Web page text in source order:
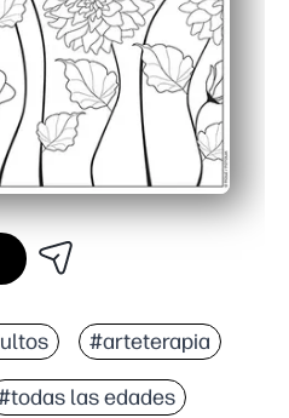
#arteterapia
las edades